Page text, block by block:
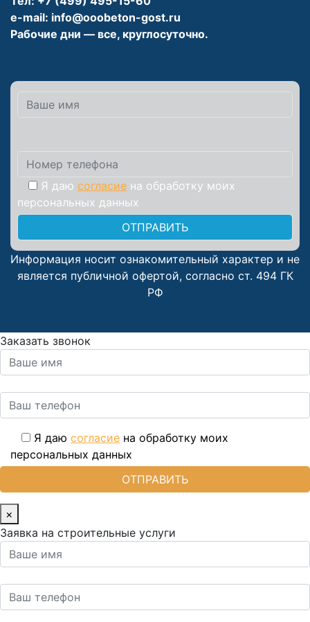
e-mail: info@ooobeton-gost.ru
Рабочие дни — все, круглосуточно.
Я даю согласие на обработку моих
персональных данных
Информация носит ознакомительный характер и не
является публичной офертой, согласно ст. 494 ГК
РФ
Заказать звонок
Я даю согласие на обработку моих
персональных данных
×
Заявка на строительные услуги